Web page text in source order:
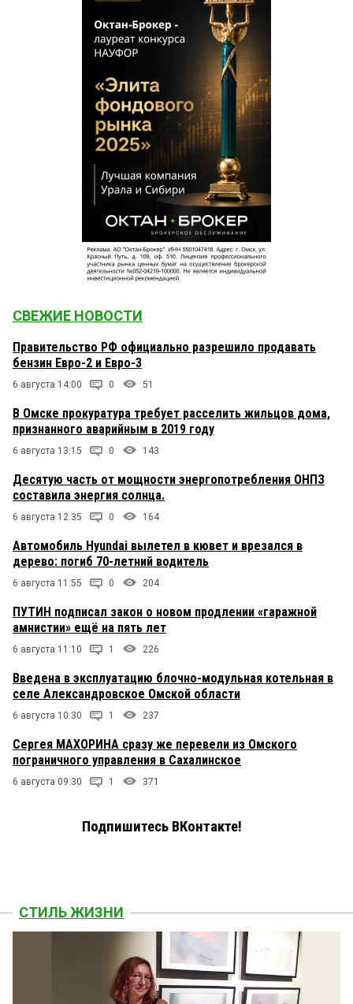
СВЕЖИЕ НОВОСТИ
Правительство РФ официально разрешило продавать
бензин Евро-2 и Евро-3
6 августа 14:00 0 51
В Омске прокуратура требует расселить жильцов дома,
признанного аварийным в 2019 году
6 августа 13:15 0 143
Десятую часть от мощности энергопотребления ОНПЗ
составила энергия солнца.
6 августа 12:35 0 164
Автомобиль Hyundai вылетел в кювет и врезался в
дерево: погиб 70-летний водитель
6 августа 11:55 0 204
ПУТИН подписал закон о новом продлении «гаражной
амнистии» ещё на пять лет
6 августа 11:10 1 226
Введена в эксплуатацию блочно-модульная котельная в
селе Александровское Омской области
6 августа 10:30 1 237
Сергея МАХОРИНА сразу же перевели из Омского
пограничного управления в Сахалинское
6 августа 09:30 1 371
Подпишитесь ВКонтакте!
СТИЛЬ ЖИЗНИ